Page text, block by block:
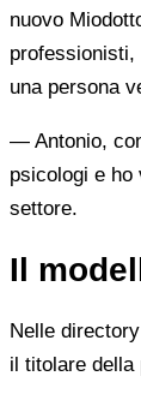
nuovo
professionisti,
una persona
— Antonio,
psicologi e ho
settore.
Il
Nelle
il titolare della